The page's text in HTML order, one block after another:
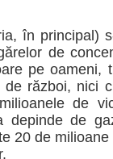
în principal)
de
pe oameni,
război, nici
de
depinde de
20 de